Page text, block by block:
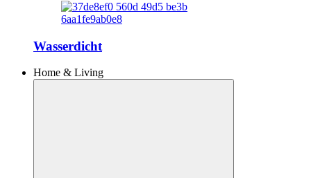
Wasserdicht
Home & Living